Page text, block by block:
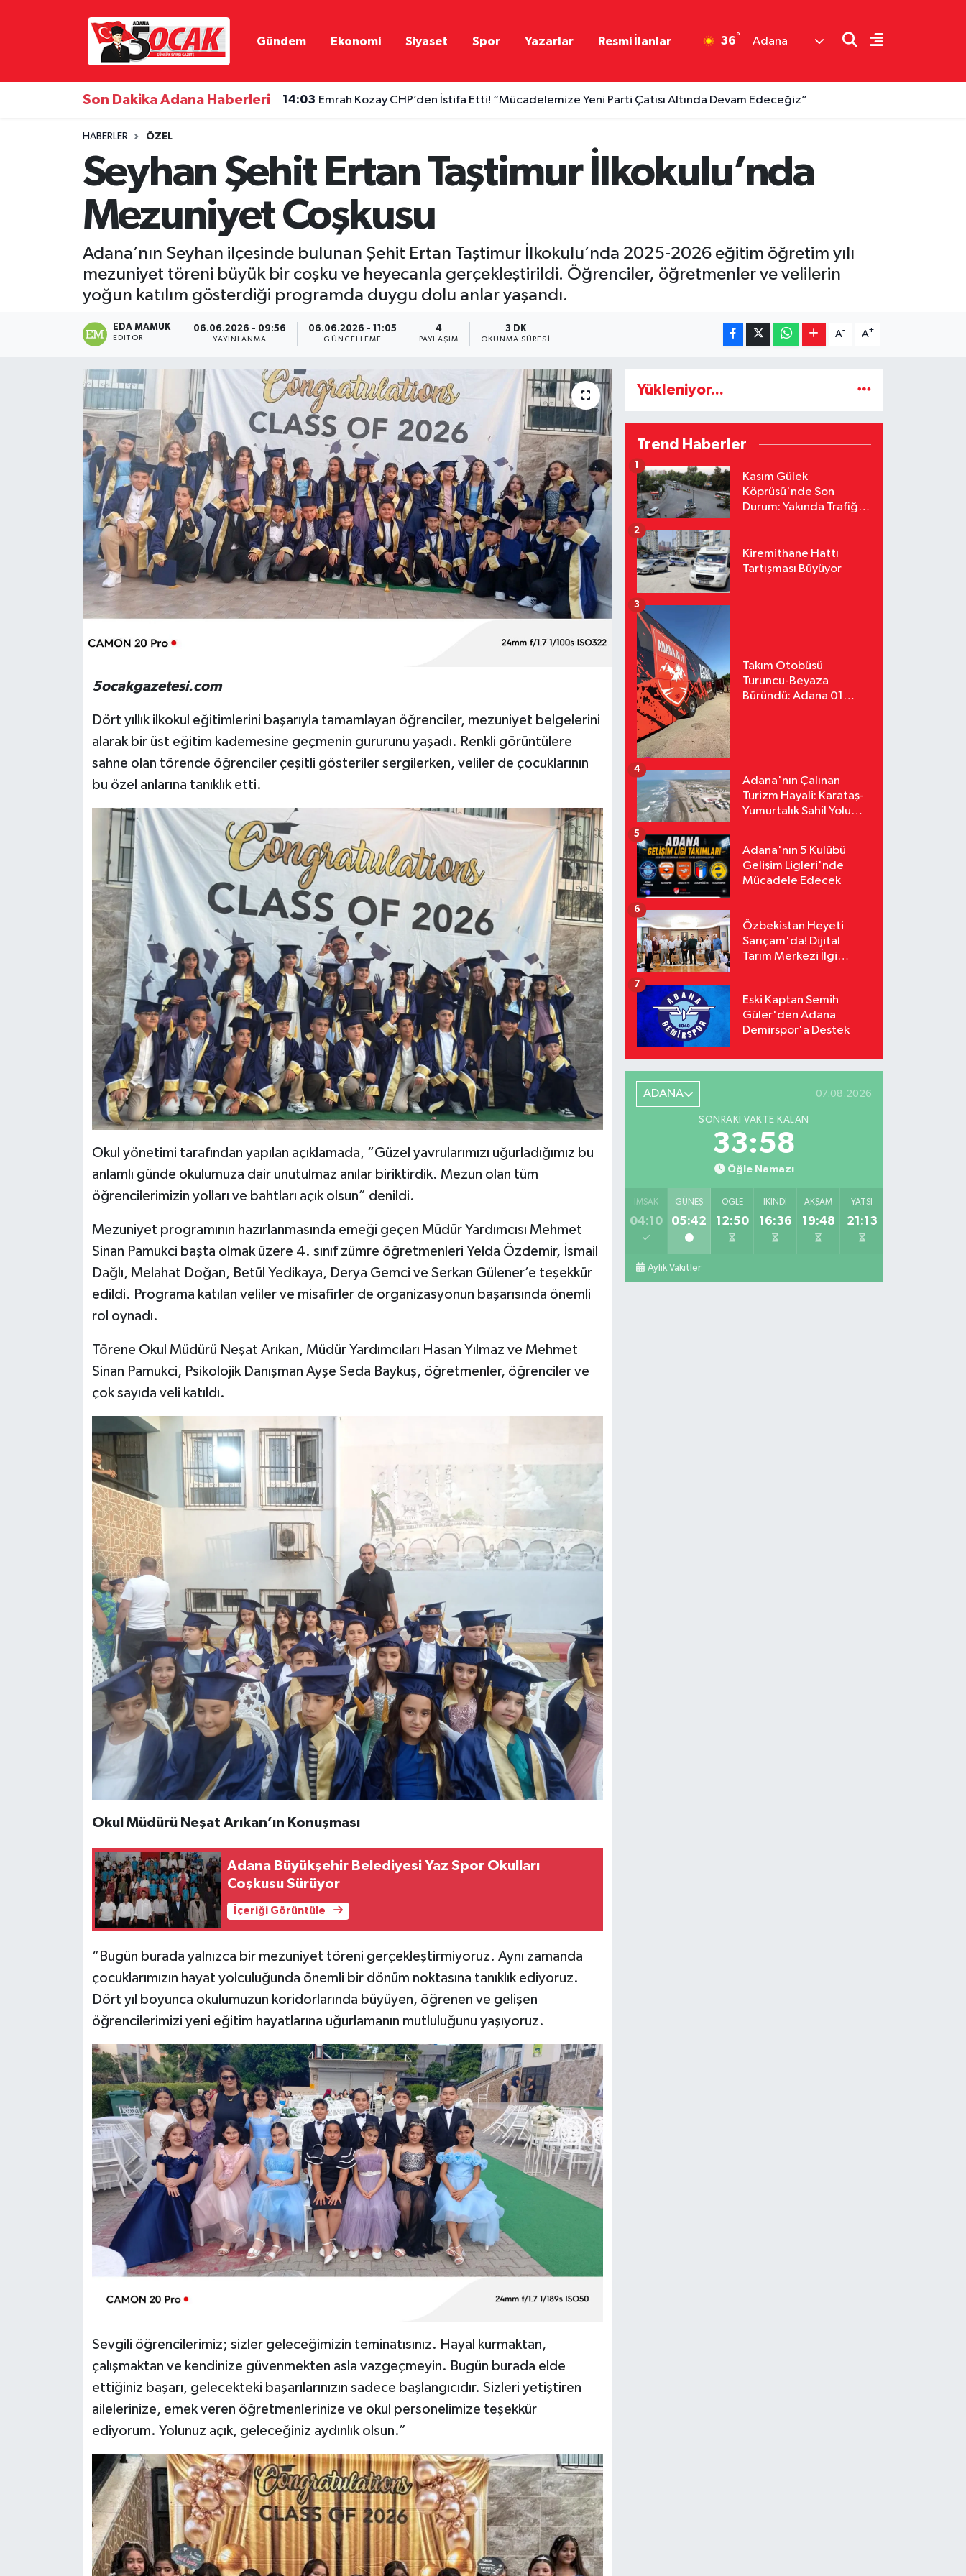
Gündem Ekonomi Siyaset Spor Yazarlar Resmi İlanlar 36° Adana
Son Dakika Adana Haberleri 14:03 Emrah Kozay CHP’den İstifa Etti! “Mücadelemize Yeni Parti Çatısı Altında Devam Edeceğiz”
HABERLER ÖZEL
Seyhan Şehit Ertan Taştimur İlkokulu’nda
Mezuniyet Coşkusu
Adana’nın Seyhan ilçesinde bulunan Şehit Ertan Taştimur İlkokulu’nda 2025-2026 eğitim öğretim yılı
mezuniyet töreni büyük bir coşku ve heyecanla gerçekleştirildi. Öğrenciler, öğretmenler ve velilerin
yoğun katılım gösterdiği programda duygu dolu anlar yaşandı.
EDA MAMUK
EDITÖR
06.06.2026 - 09:56
YAYINLANMA
06.06.2026 - 11:05
GÜNCELLEME
4
PAYLAŞIM
3 DK
OKUNMA SÜRESI
A- A+
5ocakgazetesi.com
Dört yıllık ilkokul eğitimlerini başarıyla tamamlayan öğrenciler, mezuniyet belgelerini
alarak bir üst eğitim kademesine geçmenin gururunu yaşadı. Renkli görüntülere
sahne olan törende öğrenciler çeşitli gösteriler sergilerken, veliler de çocuklarının
bu özel anlarına tanıklık etti.
Okul yönetimi tarafından yapılan açıklamada, “Güzel yavrularımızı uğurladığımız bu
anlamlı günde okulumuza dair unutulmaz anılar biriktirdik. Mezun olan tüm
öğrencilerimizin yolları ve bahtları açık olsun” denildi.
Mezuniyet programının hazırlanmasında emeği geçen Müdür Yardımcısı Mehmet
Sinan Pamukci başta olmak üzere 4. sınıf zümre öğretmenleri Yelda Özdemir, İsmail
Dağlı, Melahat Doğan, Betül Yedikaya, Derya Gemci ve Serkan Gülener’e teşekkür
edildi. Programa katılan veliler ve misafirler de organizasyonun başarısında önemli
rol oynadı.
Törene Okul Müdürü Neşat Arıkan, Müdür Yardımcıları Hasan Yılmaz ve Mehmet
Sinan Pamukci, Psikolojik Danışman Ayşe Seda Baykuş, öğretmenler, öğrenciler ve
çok sayıda veli katıldı.
Okul Müdürü Neşat Arıkan’ın Konuşması
Adana Büyükşehir Belediyesi Yaz Spor Okulları
Coşkusu Sürüyor
İçeriği Görüntüle
“Bugün burada yalnızca bir mezuniyet töreni gerçekleştirmiyoruz. Aynı zamanda
çocuklarımızın hayat yolculuğunda önemli bir dönüm noktasına tanıklık ediyoruz.
Dört yıl boyunca okulumuzun koridorlarında büyüyen, öğrenen ve gelişen
öğrencilerimizi yeni eğitim hayatlarına uğurlamanın mutluluğunu yaşıyoruz.
Sevgili öğrencilerimiz; sizler geleceğimizin teminatısınız. Hayal kurmaktan,
çalışmaktan ve kendinize güvenmekten asla vazgeçmeyin. Bugün burada elde
ettiğiniz başarı, gelecekteki başarılarınızın sadece başlangıcıdır. Sizleri yetiştiren
ailelerinize, emek veren öğretmenlerinize ve okul personelimize teşekkür
ediyorum. Yolunuz açık, geleceğiniz aydınlık olsun.”
Yükleniyor...
Trend Haberler
Kasım Gülek
Köprüsü'nde Son
Durum: Yakında Trafiğe
1
Kiremithane Hattı
Tartışması Büyüyor
2
Takım Otobüsü
Turuncu-Beyaza
Büründü: Adana 01
3
Adana'nın Çalınan
Turizm Hayali: Karataş-
Yumurtalık Sahil Yolu
4
Adana'nın 5 Kulübü
Gelişim Ligleri'nde
Mücadele Edecek
5
Özbekistan Heyeti
Sarıçam'da! Dijital
Tarım Merkezi İlgi
6
Eski Kaptan Semih
Güler'den Adana
Demirspor'a Destek
7
ADANA 07.08.2026
SONRAKI VAKTE KALAN
33:56
Öğle Namazı
İMSAK
04:10
GÜNEŞ
05:42
ÖĞLE
12:50
İKINDI
16:36
AKŞAM
19:48
YATSI
21:13
Aylık Vakitler
Gündem
Magazin
Resmi İlanlar
Yerel Yönetimler
Hava Durumu
Tüm Manşetler
Son Dakika Haberleri